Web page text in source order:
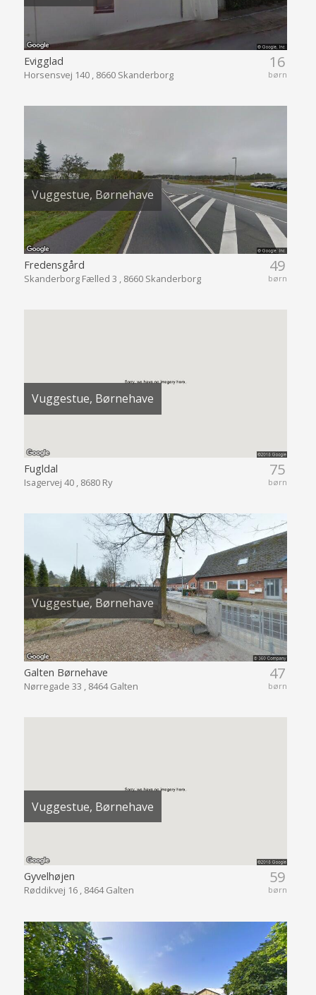
16
børn
Evigglad
Horsensvej 140 , 8660 Skanderborg
Vuggestue, Børnehave
49
børn
Fredensgård
Skanderborg Fælled 3 , 8660 Skanderborg
Vuggestue, Børnehave
75
børn
Fugldal
Isagervej 40 , 8680 Ry
Vuggestue, Børnehave
47
børn
Galten Børnehave
Nørregade 33 , 8464 Galten
Vuggestue, Børnehave
59
børn
Gyvelhøjen
Røddikvej 16 , 8464 Galten